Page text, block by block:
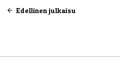
Artikkelien
Edellinen julkaisu